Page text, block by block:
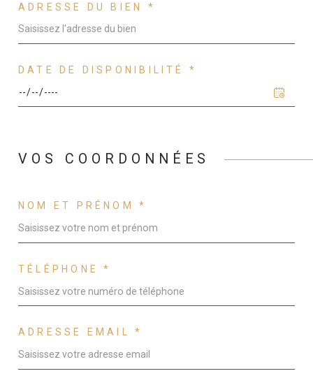
ADRESSE DU BIEN *
DATE DE DISPONIBILITÉ *
VOS COORDONNÉES
NOM ET PRÉNOM *
TÉLÉPHONE *
ADRESSE EMAIL *